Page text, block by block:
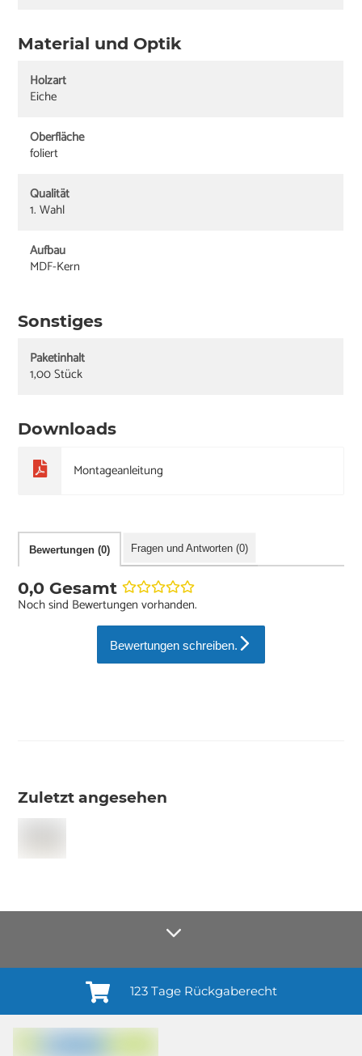
Material und Optik
Holzart
Eiche
Oberfläche
foliert
Qualität
1. Wahl
Aufbau
MDF-Kern
Sonstiges
Paketinhalt
1,00 Stück
Downloads
Montageanleitung
Bewertungen (0) Fragen und Antworten (0)
0,0 Gesamt
Noch sind Bewertungen vorhanden.
Bewertungen schreiben.
Zuletzt angesehen
Anmelden¹
123 Tage Rückgaberecht